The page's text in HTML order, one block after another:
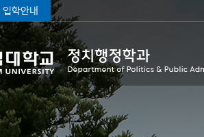
입학안내